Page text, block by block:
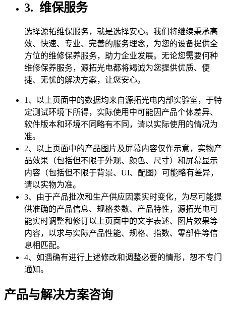
3. 维保服务
选择源拓维保服务，就是选择安心。我们将继续秉承高
效、快速、专业、完善的服务理念，为您的设备提供全
方位的维修保养服务，助力企业发展。无论您需要何种
维修保养服务，源拓光电都将竭诚为您提供优质、便
捷、无忧的解决方案，让您安心。
1、以上页面中的数据均来自源拓光电内部实验室，于特
定测试环境下所得，实际使用中可能因产品个体差异、
软件版本和环境不同略有不同，请以实际使用的情况为
准。
2、以上页面中的产品图片及屏幕内容仅作示意，实物产
品效果（包括但不限于外观、颜色、尺寸）和屏幕显示
内容（包括但不限于背景、UI、配图）可能略有差异，
请以实物为准。
3、由于产品批次和生产供应因素实时变化，为尽可能提
供准确的产品信息、规格参数、产品特性，源拓光电可
能实时调整和修订以上页面中的文字表述、图片效果等
内容，以求与实际产品性能、规格、指数、零部件等信
息相匹配。
4、如遇确有进行上述修改和调整必要的情形，恕不专门
通知。
产品与解决方案咨询